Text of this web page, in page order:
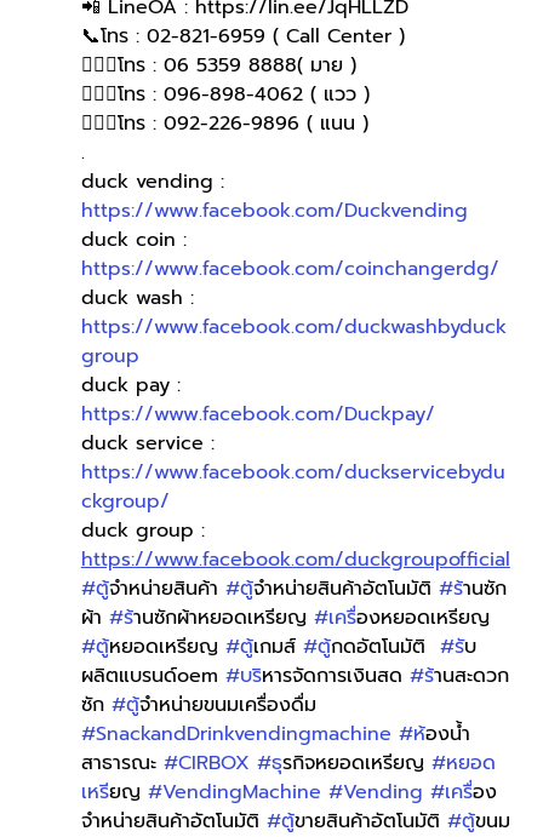
📲 LineOA : https://lin.ee/JqHLLZD
📞โทร : 02-821-6959 ( Call Center )
🙋🏻‍♀️โทร : 06 5359 8888( มาย )
🙋🏻‍♀โทร : 096-898-4062 ( แวว )
🙋🏻‍♀️โทร : 092-226-9896 ( แนน )
.
duck vending :
https://www.facebook.com/Duckvending
duck coin :
https://www.facebook.com/coinchangerdg/
duck wash :
https://www.facebook.com/duckwashbyduck
group
duck pay :
https://www.facebook.com/Duckpay/
duck service :
https://www.facebook.com/duckservicebydu
ckgroup/
duck group :
https://www.facebook.com/duckgroupofficial
#ตู้จำหน่ายสินค้า #ตู้จำหน่ายสินค้าอัตโนมัติ #ร้านซัก
ผ้า #ร้านซักผ้าหยอดเหรียญ #เครื่องหยอดเหรียญ
#ตู้หยอดเหรียญ #ตู้เกมส์ #ตู้กดอัตโนมัติ #รับ
ผลิตแบรนด์oem #บริหารจัดการเงินสด #ร้านสะดวก
ซัก #ตู้จำหน่ายขนมเครื่องดื่ม
#SnackandDrinkvendingmachine #ห้องน้ำ
สาธารณะ #CIRBOX #ธุรกิจหยอดเหรียญ #หยอด
เหรียญ #VendingMachine #Vending #เครื่อง
จำหน่ายสินค้าอัตโนมัติ #ตู้ขายสินค้าอัตโนมัติ #ตู้ขนม